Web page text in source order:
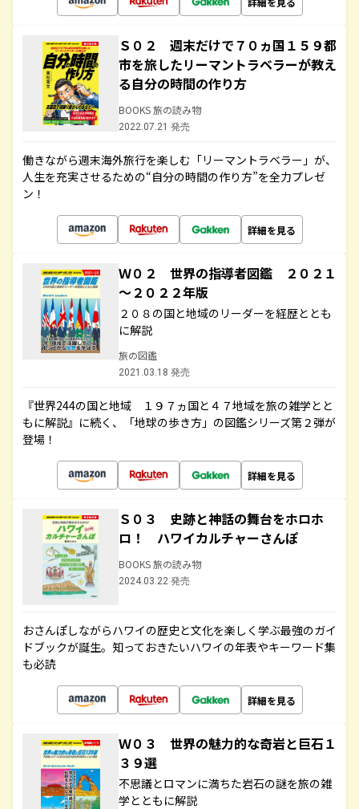
Ｓ０２ 週末だけで７０ヵ国１５９都
市を旅したリーマントラベラーが教え
る自分の時間の作り方
BOOKS 旅の読み物
2022.07.21 発売
働きながら週末海外旅行を楽しむ「リーマントラベラー」が、
人生を充実させるための“自分の時間の作り方”を全力プレゼ
ン！
詳細を見る
Ｗ０２ 世界の指導者図鑑 ２０２１
～２０２２年版
２０８の国と地域のリーダーを経歴ととも
に解説
旅の図鑑
2021.03.18 発売
『世界244の国と地域 １９７ヵ国と４７地域を旅の雑学とと
もに解説』に続く、「地球の歩き方」の図鑑シリーズ第２弾が
登場！
詳細を見る
Ｓ０３ 史跡と神話の舞台をホロホ
ロ！ ハワイカルチャーさんぽ
BOOKS 旅の読み物
2024.03.22 発売
おさんぽしながらハワイの歴史と文化を楽しく学ぶ最強のガイ
ドブックが誕生。知っておきたいハワイの年表やキーワード集
も必読
詳細を見る
Ｗ０３ 世界の魅力的な奇岩と巨石１
３９選
不思議とロマンに満ちた岩石の謎を旅の雑
学とともに解説